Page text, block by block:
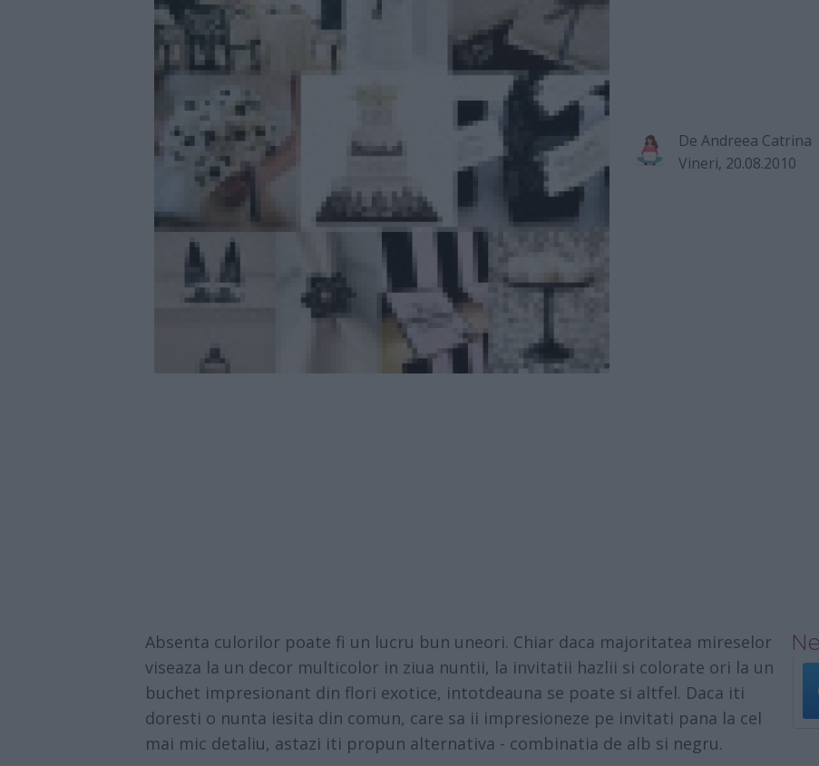
De Andreea Catrina
Vineri, 20.08.2010
Absenta culorilor poate fi un lucru bun uneori. Chiar daca majoritatea mireselor
viseaza la un decor multicolor in ziua nuntii, la invitatii hazlii si colorate ori la un
buchet impresionant din flori exotice, intotdeauna se poate si altfel. Daca iti
doresti o nunta iesita din comun, care sa ii impresioneze pe invitati pana la cel
mai mic detaliu, astazi iti propun alternativa - combinatia de alb si negru.